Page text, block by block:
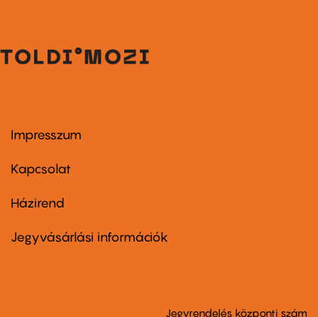
Footer
first
Impresszum
Kapcsolat
Footer
second
Házirend
Jegyvásárlási információk
Jegyrendelés központi szám